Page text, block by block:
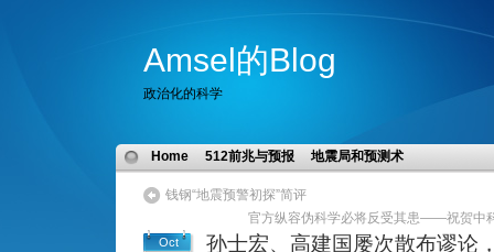
Amsel的Blog
政治化的科学
Home 512前兆与预报 地震局和预测术
钱钢“地震预警初探”简评
官方纵容伪科学必将反受其患——祝贺中
Oct 孙士宏、高建国屡次散布谬论